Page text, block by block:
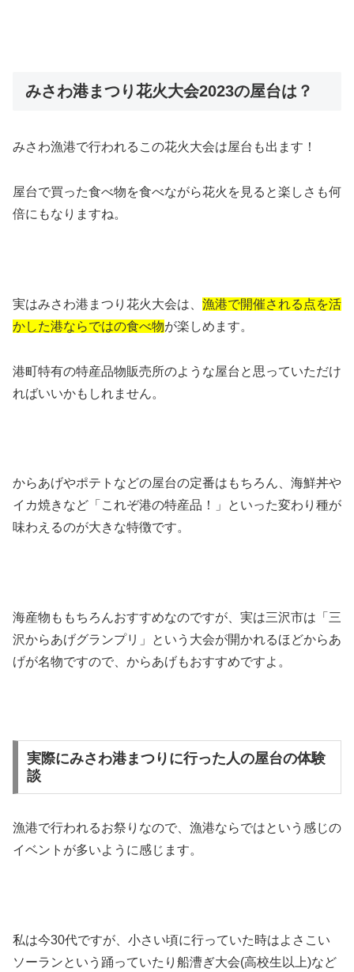
みさわ港まつり花火大会2023の屋台は？
みさわ漁港で行われるこの花火大会は屋台も出ます！
屋台で買った食べ物を食べながら花火を見ると楽しさも何
倍にもなりますね。
実はみさわ港まつり花火大会は、 漁港で開催される点を活
かした港ならではの食べ物が楽しめます。
港町特有の特産品物販売所のような屋台と思っていただけ
ればいいかもしれません。
からあげやポテトなどの屋台の定番はもちろん、海鮮丼や
イカ焼きなど「これぞ港の特産品！」といった変わり種が
味わえるのが大きな特徴です。
海産物ももちろんおすすめなのですが、実は三沢市は「三
沢からあげグランプリ」という大会が開かれるほどからあ
げが名物ですので、からあげもおすすめですよ。
実際にみさわ港まつりに行った人の屋台の体験
談
漁港で行われるお祭りなので、漁港ならではという感じの
イベントが多いように感じます。
私は今30代ですが、小さい頃に行っていた時はよさこい
ソーランという踊っていたり船漕ぎ大会(高校生以上)など